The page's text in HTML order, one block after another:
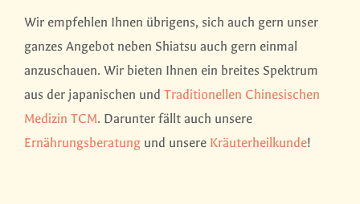
Wir empfehlen Ihnen übrigens, sich auch gern unser
ganzes Angebot neben Shiatsu auch gern einmal
anzuschauen. Wir bieten Ihnen ein breites Spektrum
aus der japanischen und Traditionellen Chinesischen
Medizin TCM. Darunter fällt auch unsere
Ernährungsberatung und unsere Kräuterheilkunde!